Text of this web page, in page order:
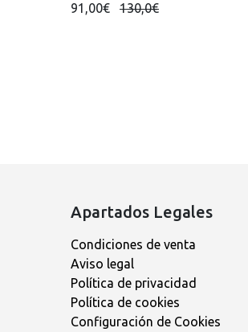
91,00€ 130,0€
Apartados Legales
Condiciones de venta
Aviso legal
Política de privacidad
Política de cookies
Configuración de Cookies